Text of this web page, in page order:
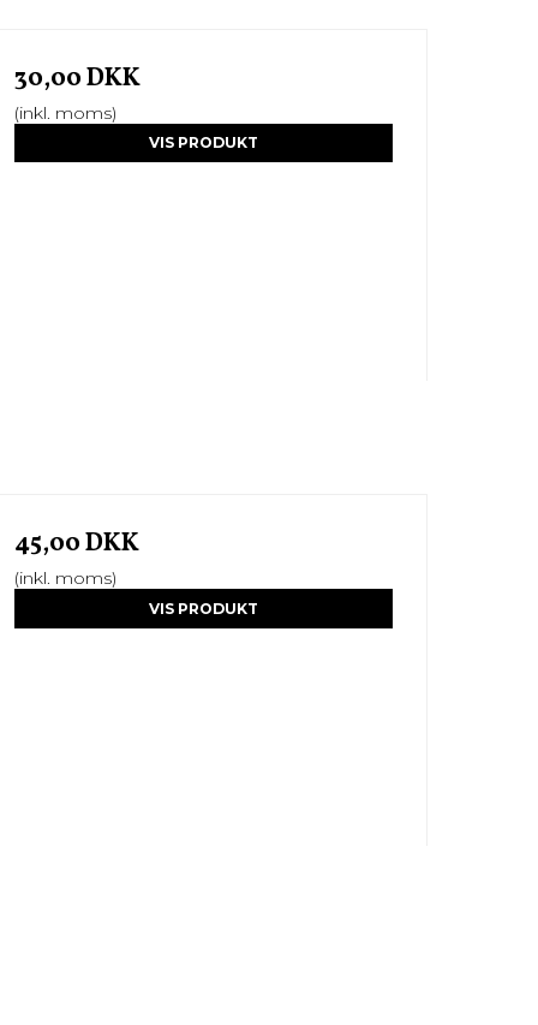
30,00 DKK
(inkl. moms)
VIS PRODUKT
45,00 DKK
(inkl. moms)
VIS PRODUKT